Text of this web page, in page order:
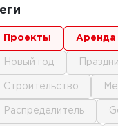
проекты аренда
новый год
строительство
распределитель